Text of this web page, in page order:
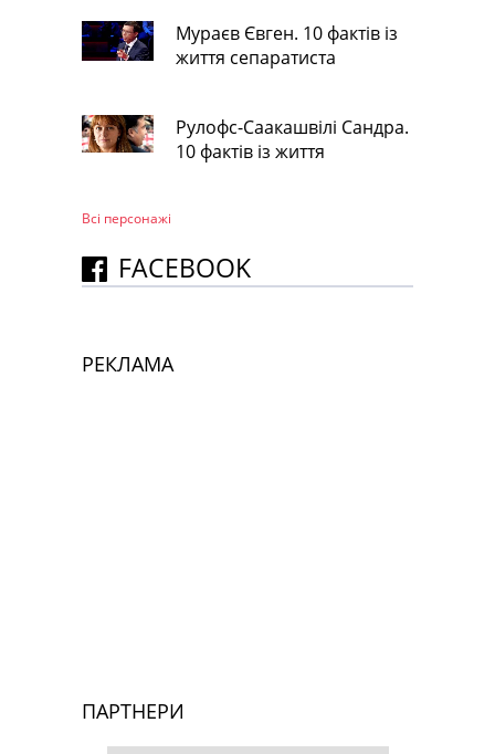
Мураєв Євген. 10 фактів із
життя сепаратиста
Рулофс-Саакашвілі Сандра.
10 фактів із життя
Всі персонажi
FACEBOOK
РЕКЛАМА
ПАРТНЕРИ